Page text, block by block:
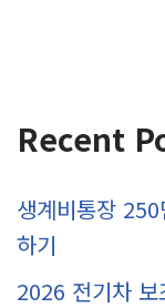
Recent
생계비통장
하기
2026 전기차